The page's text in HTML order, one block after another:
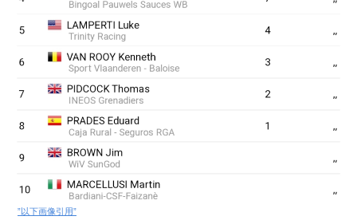
”以下画像引用”